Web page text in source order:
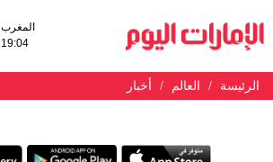
المغرب
19:04
الرئيسة العالم أخبار